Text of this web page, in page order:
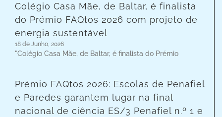
Colégio Casa Mãe, de Baltar, é finalista
do Prémio FAQtos 2026 com projeto de
energia sustentável
18 de Junho, 2026
"Colégio Casa Mãe, de Baltar, é finalista do Prémio
Prémio FAQtos 2026: Escolas de Penafiel
e Paredes garantem lugar na final
nacional de ciência ES/3 Penafiel n.º 1 e